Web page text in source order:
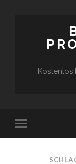
Kostenlos